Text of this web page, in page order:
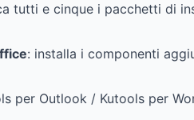
tutti e cinque i pacchetti di
: installa i componenti
per Outlook / Kutools per